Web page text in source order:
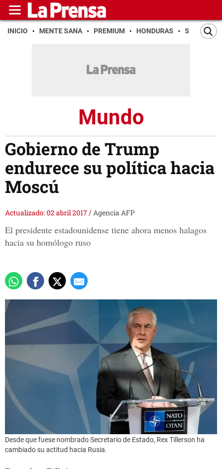
INICIO MENTE SANA PREMIUM HONDURAS SAN PEDRO
Mundo
Gobierno de Trump
endurece su política hacia
Moscú
Actualizado: 02 abril 2017/Agencia AFP
El presidente estadounidense tiene ahora menos halagos
hacia su homólogo ruso
Desde que fuese nombrado Secretario de Estado, Rex Tillerson ha
cambiado su actitud hacia Rusia.